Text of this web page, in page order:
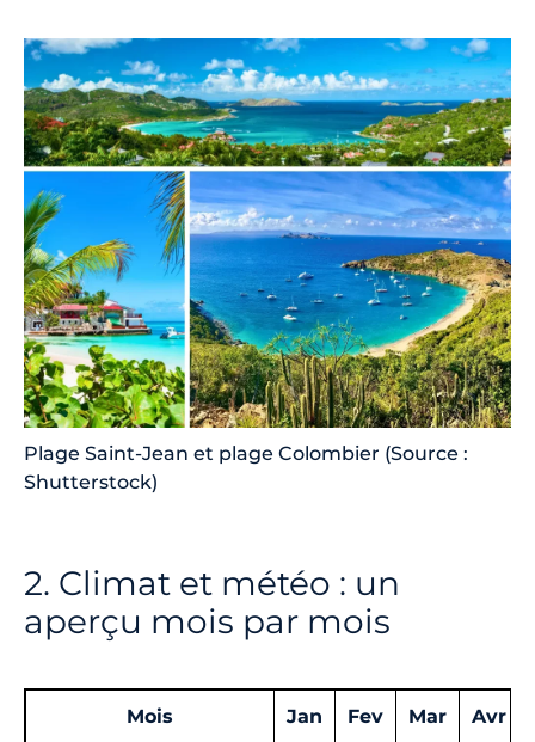
Plage Saint-Jean et plage Colombier (Source :
Shutterstock)
2. Climat et météo : un
aperçu mois par mois
Mois Jan Fev Mar Avr